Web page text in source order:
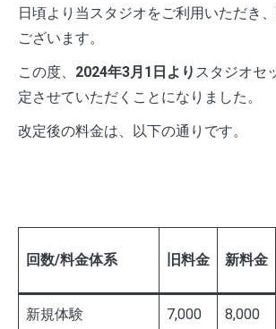
日頃より当スタジオをご利用いただき
ございます。
この度、 2024年3月1日より スタジオセ
定させていただくことになりました。
改定後の料金は、以下の通りです。
回数/料金体系 旧料金 新料金
新規体験 7,000 8,000